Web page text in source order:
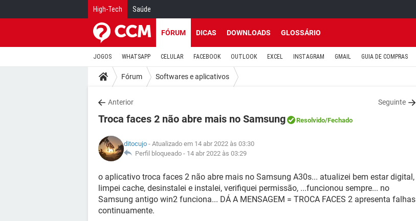
High-Tech Saúde
FÓRUM DICAS DOWNLOADS GLOSSÁRIO
JOGOS WHATSAPP CELULAR FACEBOOK OUTLOOK EXCEL INSTAGRAM GMAIL GUIA DE COMPRAS
Fórum Softwares e aplicativos
Anterior Seguinte
Troca faces 2 não abre mais no Samsung Resolvido/Fechado
ditocujo - Atualizado em 14 abr 2022 às 03:30
Perfil bloqueado - 14 abr 2022 às 03:29
o aplicativo troca faces 2 não abre mais no Samsung A30s... atualizei bem estar digital,
limpei cache, desinstalei e instalei, verifiquei permissão, ...funcionou sempre... no
Samsung antigo win2 funciona... DÁ A MENSAGEM = TROCA FACES 2 apresenta falhas
continuamente.